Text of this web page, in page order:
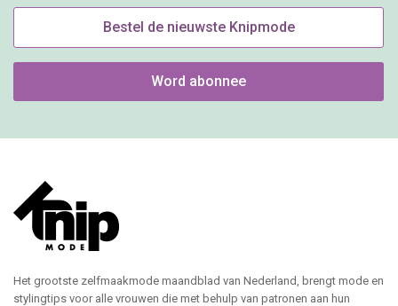
Bestel de nieuwste Knipmode
Word abonnee
Het grootste zelfmaakmode maandblad van Nederland, brengt mode en
stylingtips voor alle vrouwen die met behulp van patronen aan hun